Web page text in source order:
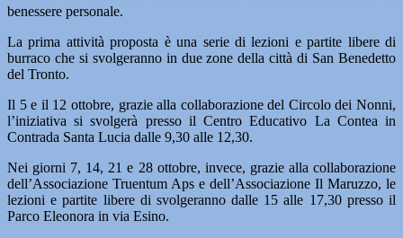
benessere personale.
La prima attività proposta è una serie di lezioni e partite libere di
burraco che si svolgeranno in due zone della città di San Benedetto
del Tronto.
Il 5 e il 12 ottobre, grazie alla collaborazione del Circolo dei Nonni,
l’iniziativa si svolgerà presso il Centro Educativo La Contea in
Contrada Santa Lucia dalle 9,30 alle 12,30.
Nei giorni 7, 14, 21 e 28 ottobre, invece, grazie alla collaborazione
dell’Associazione Truentum Aps e dell’Associazione Il Maruzzo, le
lezioni e partite libere di svolgeranno dalle 15 alle 17,30 presso il
Parco Eleonora in via Esino.